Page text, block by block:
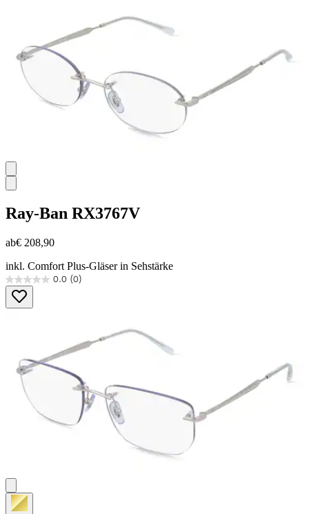
Ray-Ban RX3767V
ab€ 208,90
inkl. Comfort Plus-Gläser in Sehstärke
0.0 (0)
0.0
von
5